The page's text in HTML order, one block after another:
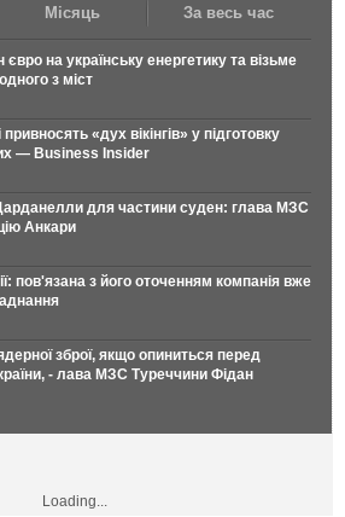
Місяць За весь час
на українську енергетику та візьме
з міст
привносять «дух вікінгів» у підготовку
— Business Insider
для частини суден: глава МЗС
Анкари
пов'язана з його оточенням компанія вже
зброї, якщо опиниться перед
- лава МЗС Туреччини Фідан
Loading...